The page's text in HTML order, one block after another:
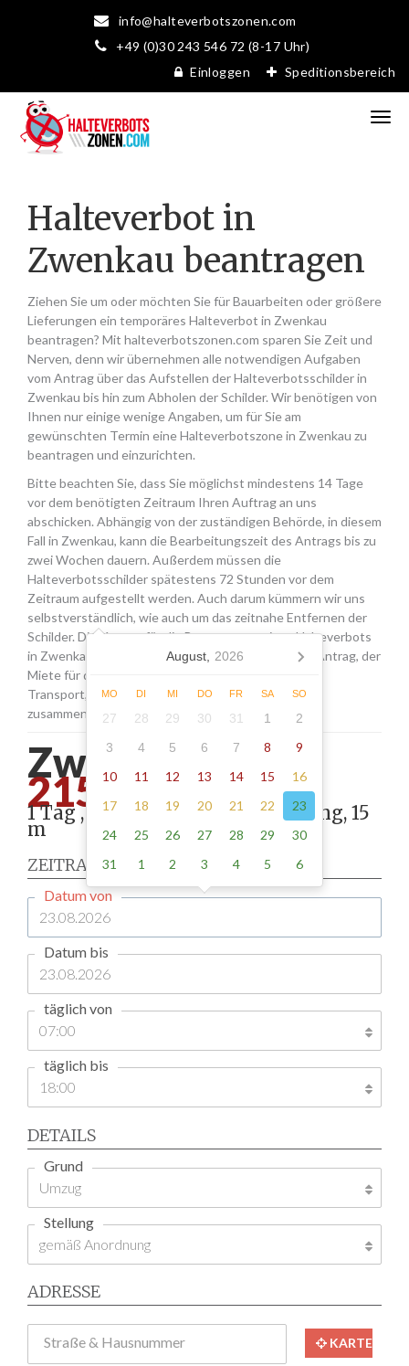
info@halteverbotszonen.com
+49 (0)30 243 546 72 (8-17 Uhr)
Einloggen
Speditionsbereich
Halteverbot in
Zwenkau beantragen
Ziehen Sie um oder möchten Sie für Bauarbeiten oder größere
Lieferungen ein temporäres Halteverbot in Zwenkau
beantragen? Mit halteverbotszonen.com sparen Sie Zeit und
Nerven, denn wir übernehmen alle notwendigen Aufgaben
vom Antrag über das Aufstellen der Halteverbotsschilder in
Zwenkau bis hin zum Abholen der Schilder. Wir benötigen von
Ihnen nur einige wenige Angaben, um für Sie am
gewünschten Termin eine Halteverbotszone in Zwenkau zu
beantragen und einzurichten.
Bitte beachten Sie, dass Sie möglichst mindestens 14 Tage
vor dem benötigten Zeitraum Ihren Auftrag an uns
abschicken. Abhängig von der zuständigen Behörde, in diesem
Fall in Zwenkau, kann die Bearbeitungszeit des Antrags bis zu
zwei Wochen dauern. Außerdem müssen die
Halteverbotsschilder spätestens 72 Stunden vor dem
Zeitraum aufgestellt werden. Auch darum kümmern wir uns
selbstverständlich, wie auch um das zeitnahe Entfernen der
Schilder. Die Kosten für die Beantragung eines Halteverbots
in Zwenkau setzen sich aus den Gebühren für den Antrag, der
Miete für die Schilder sowie einer Pauschale für den
Transport, das Aufstellen und Abholen der Schilder
zusammen.
Zwenkau -
215.00
1 Tag , Stellung gemäß Anordnung, 15
m
ZEITRAUM
Datum von
Datum bis
täglich von
täglich bis
DETAILS
Grund
Stellung
ADRESSE
Straße & Hausnummer KARTE
August, 2026
MO DI MI DO FR SA SO
27 28 29 30 31 1
2
3
4 5 6 7 8
9
10
11 12 13 14 15
16
17
18 19 20 21 22
23
24
25 26 27 28 29
30
31
1 2 3 4 5 6